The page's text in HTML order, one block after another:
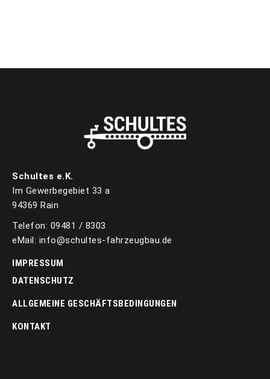
Schultes e.K.
Im Gewerbegebiet 33 a
94369 Rain
Telefon: 09481 / 8303
eMail: info@schultes-fahrzeugbau.de
IMPRESSUM
DATENSCHUTZ
ALLGEMEINE GESCHÄFTSBEDINGUNGEN
KONTAKT